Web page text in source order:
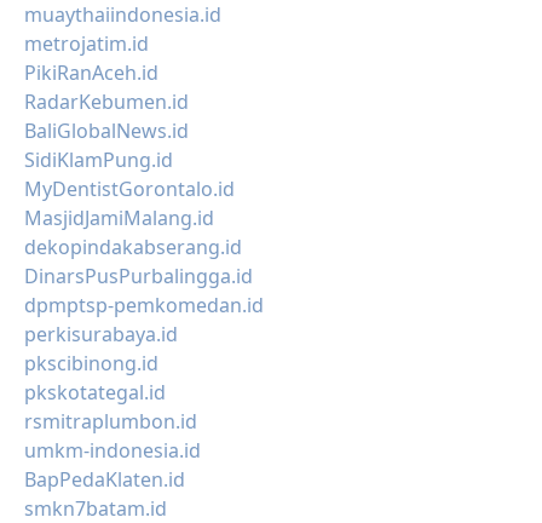
muaythaiindonesia.id
metrojatim.id
PikiRanAceh.id
RadarKebumen.id
BaliGlobalNews.id
SidiKlamPung.id
MyDentistGorontalo.id
MasjidJamiMalang.id
dekopindakabserang.id
DinarsPusPurbalingga.id
dpmptsp-pemkomedan.id
perkisurabaya.id
pkscibinong.id
pkskotategal.id
rsmitraplumbon.id
umkm-indonesia.id
BapPedaKlaten.id
smkn7batam.id